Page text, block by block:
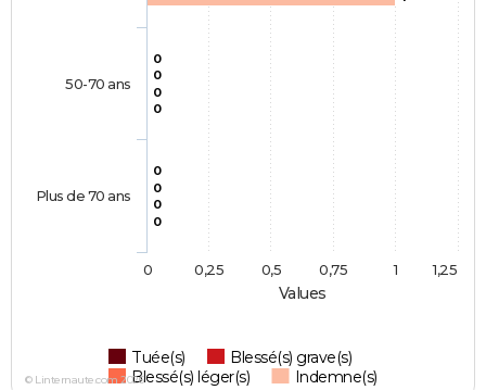
Values
0
0
0
0
0
0
0
0
Tuée(s)
Blessé(s) grave(s)
Blessé(s) léger(s)
Indemne(s)
50-70 ans
Plus de 70 ans
0 1
0,25 0,5 0,75 1,25
© Linternaute.com 2026